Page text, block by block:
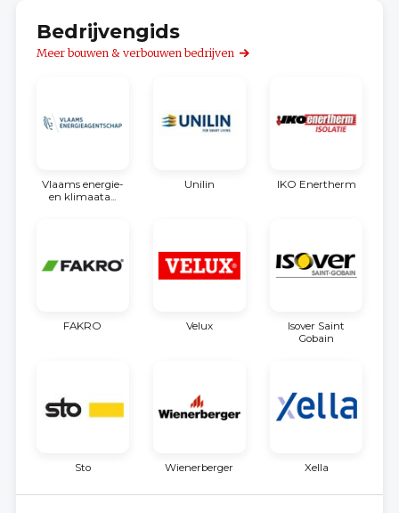
Bedrijvengids
Meer bouwen & verbouwen bedrijven
Vlaams energie-
en klimaata...
Unilin IKO Enertherm
FAKRO Velux
Isover Saint
Gobain
Sto Wienerberger Xella